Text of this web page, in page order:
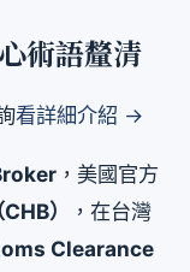
術語釐清
看詳細介紹 →
，美國官方
）
，在台灣
Clearance